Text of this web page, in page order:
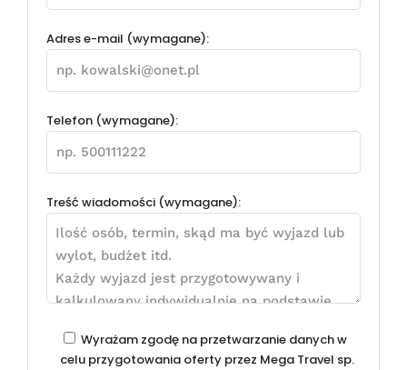
Adres e-mail (wymagane):
Telefon (wymagane):
Treść wiadomości (wymagane):
Wyrażam zgodę na przetwarzanie danych w
celu przygotowania oferty przez Mega Travel sp.